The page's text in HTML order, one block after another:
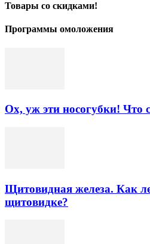
Товары со скидками!
Программы омоложения
Ох, уж эти носогубки! Что
Щитовидная железа. Как
щитовидке?